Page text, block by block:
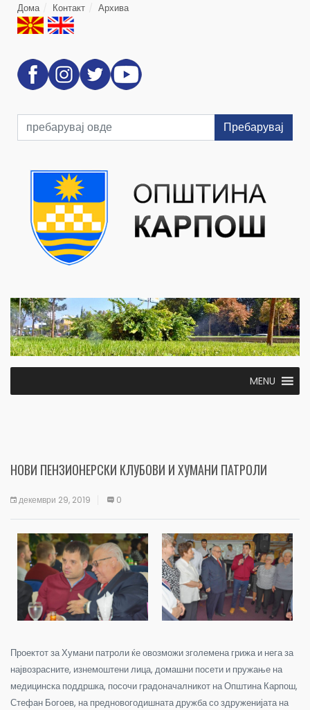
Дома Контакт Архива
Пребарувај
MENU
НОВИ ПЕНЗИОНЕРСКИ КЛУБОВИ И ХУМАНИ ПАТРОЛИ
декември 29, 2019 0
Проектот за Хумани патроли ќе овозможи зголемена грижа и нега за
највозрасните, изнемоштени лица, домашни посети и пружање на
медицинска поддршка, посочи градоначалникот на Општина Карпош,
Стефан Богоев, на предновогодишната дружба со здруженијата на